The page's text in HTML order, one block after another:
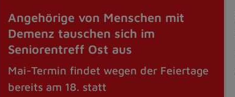
Angehörige von Menschen mit
Demenz tauschen sich im
Seniorentreff Ost aus
Mai-Termin findet wegen der Feiertage
bereits am 18. statt